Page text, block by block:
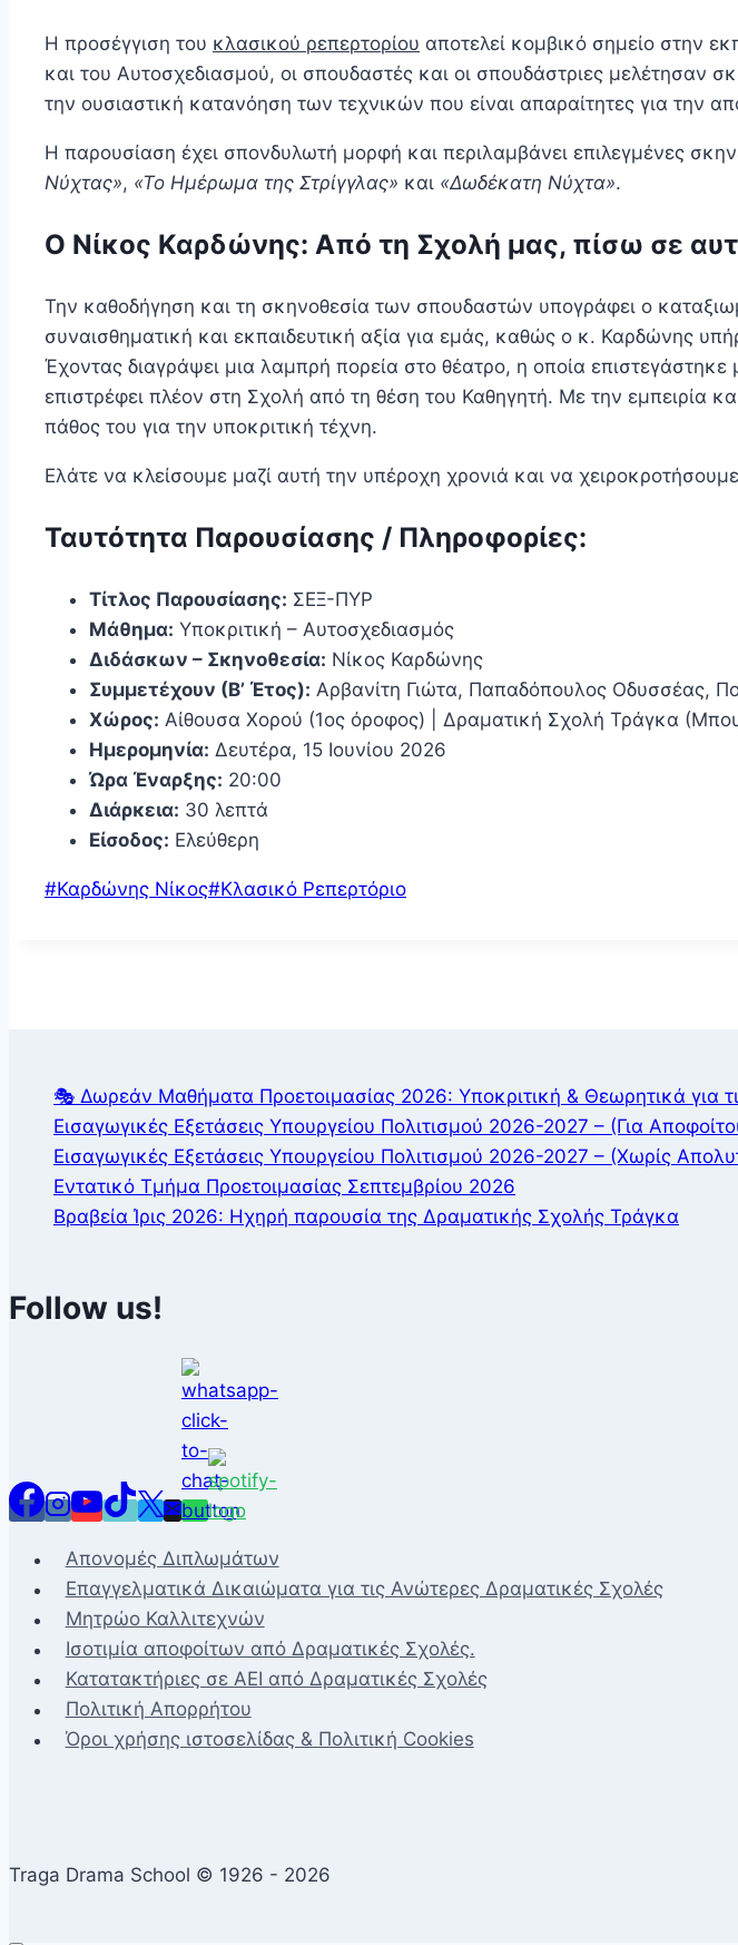
Η προσέγγιση του κλασικού ρεπερτορίου αποτελεί κομβικό σημείο στην
και του Αυτοσχεδιασμού, οι σπουδαστές και οι σπουδάστριες μελέτησαν
την ουσιαστική κατανόηση των τεχνικών που είναι απαραίτητες για την
Η παρουσίαση έχει σπονδυλωτή μορφή και περιλαμβάνει επιλεγμένες
Νύχτας», «Το Ημέρωμα της Στρίγγλας» και «Δωδέκατη Νύχτα».
Ο Νίκος Καρδώνης: Από τη Σχολή μας, πίσω σε
Την καθοδήγηση και τη σκηνοθεσία των σπουδαστών υπογράφει ο
συναισθηματική και εκπαιδευτική αξία για εμάς, καθώς ο κ. Καρδώνης
Έχοντας διαγράψει μια λαμπρή πορεία στο θέατρο, η οποία
επιστρέφει πλέον στη Σχολή από τη θέση του Καθηγητή. Με την εμπειρία
πάθος του για την υποκριτική τέχνη.
Ελάτε να κλείσουμε μαζί αυτή την υπέροχη χρονιά και να
Ταυτότητα Παρουσίασης / Πληροφορίες:
Τίτλος Παρουσίασης: ΣΕΞ-ΠΥΡ
Μάθημα: Υποκριτική – Αυτοσχεδιασμός
Διδάσκων – Σκηνοθεσία: Νίκος Καρδώνης
Συμμετέχουν (Β’ Έτος): Αρβανίτη Γιώτα, Παπαδόπουλος Οδυσσέας,
Χώρος: Αίθουσα Χορού (1ος όροφος) | Δραματική Σχολή Τράγκα
Ημερομηνία: Δευτέρα, 15 Ιουνίου 2026
Ώρα Έναρξης: 20:00
Διάρκεια: 30 λεπτά
Είσοδος: Ελεύθερη
Post
#Καρδώνης Νίκος#Κλασικό Ρεπερτόριο
🎭 Δωρεάν Μαθήματα Προετοιμασίας 2026: Υποκριτική & Θεωρητικά για
Εισαγωγικές Εξετάσεις Υπουργείου Πολιτισμού 2026-2027 – (Για
Εισαγωγικές Εξετάσεις Υπουργείου Πολιτισμού 2026-2027 – (Χωρίς
Εντατικό Τμήμα Προετοιμασίας Σεπτεμβρίου 2026
Βραβεία Ίρις 2026: Ηχηρή παρουσία της Δραματικής Σχολής Τράγκα
Follow us!
Απονομές Διπλωμάτων
Επαγγελματικά Δικαιώματα για τις Ανώτερες Δραματικές Σχολές
Μητρώο Καλλιτεχνών
Ισοτιμία αποφοίτων από Δραματικές Σχολές.
Κατατακτήριες σε ΑΕΙ από Δραματικές Σχολές
Πολιτική Απορρήτου
Όροι χρήσης ιστοσελίδας & Πολιτική Cookies
Traga Drama School © 1926 - 2026